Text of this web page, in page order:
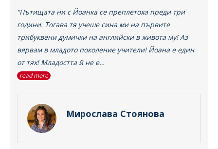
Мирослава Стоянова
“Пътищата ни с Йоанка се преплетоха преди три
години. Тогава тя учеше сина ми на първите
трибуквени думички на английски в живота му! Аз
вярвам в младото поколение учители! Йоана е един
от тях! Младостта й не е…
read more